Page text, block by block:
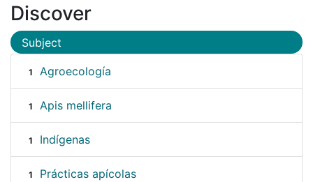
Discover
Subject
1 Agroecología
1 Apis mellifera
1 Indígenas
1 Prácticas apícolas